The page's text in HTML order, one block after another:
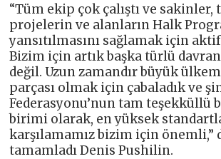
“Tüm ekip çok çalıştı ve
projelerin ve alanların Halk
yansıtılmasını sağlamak için
Bizim için artık başka türlü
değil. Uzun zamandır büyük
parçası olmak için çabaladık ve
Federasyonu’nun tam teşekküllü
birimi olarak, en yüksek
karşılamamız bizim için önemli,”
tamamladı Denis Pushilin.